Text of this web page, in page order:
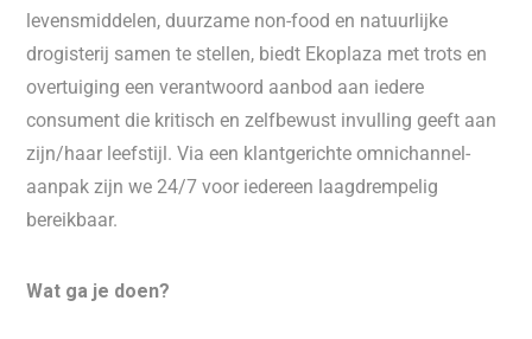
levensmiddelen, duurzame non-food en natuurlijke
drogisterij samen te stellen, biedt Ekoplaza met trots en
overtuiging een verantwoord aanbod aan iedere
consument die kritisch en zelfbewust invulling geeft aan
zijn/haar leefstijl. Via een klantgerichte omnichannel-
aanpak zijn we 24/7 voor iedereen laagdrempelig
bereikbaar.
Wat ga je doen?